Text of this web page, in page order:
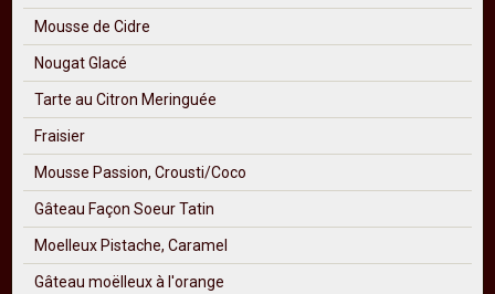
Mousse de Cidre
Nougat Glacé
Tarte au Citron Meringuée
Fraisier
Mousse Passion, Crousti/Coco
Gâteau Façon Soeur Tatin
Moelleux Pistache, Caramel
Gâteau moëlleux à l'orange